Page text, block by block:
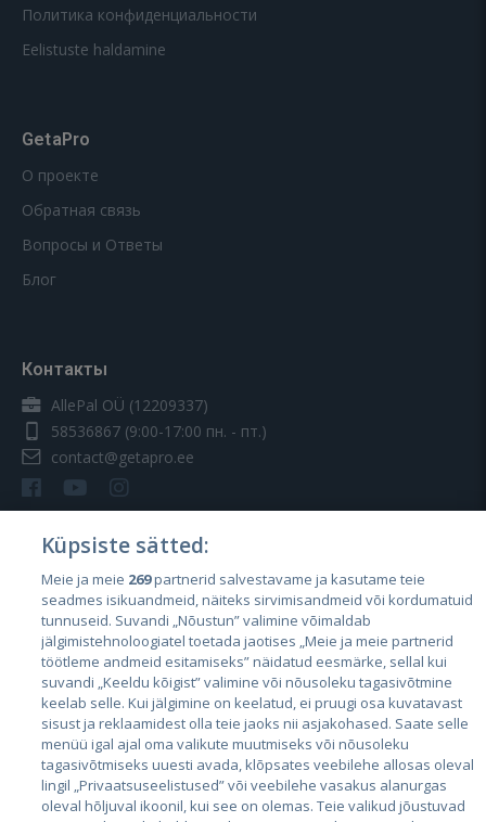
Политика конфиденциальности
Eelistuste haldamine
GetaPro
О проекте
Обратная связь
Вопросы и Ответы
Блог
Контакты
AllePal OÜ (12209337)
58536867 (9:00-17:00 пн. - пт.)
contact@getapro.ee
Страны
Эстония
Латвия
Литва
Küpsiste sätted:
Meie ja meie 269partnerid salvestavame ja kasutame teie
seadmes isikuandmeid, näiteks sirvimisandmeid või kordumatuid
tunnuseid. Suvandi „Nõustun” valimine võimaldab
jälgimistehnoloogiatel toetada jaotises „Meie ja meie partnerid
töötleme andmeid esitamiseks” näidatud eesmärke, sellal kui
suvandi „Keeldu kõigist” valimine või nõusoleku tagasivõtmine
keelab selle. Kui jälgimine on keelatud, ei pruugi osa kuvatavast
sisust ja reklaamidest olla teie jaoks nii asjakohased. Saate selle
menüü igal ajal oma valikute muutmiseks või nõusoleku
tagasivõtmiseks uuesti avada, klõpsates veebilehe allosas oleval
lingil „Privaatsuseelistused” või veebilehe vasakus alanurgas
oleval hõljuval ikoonil, kui see on olemas. Teie valikud jõustuvad